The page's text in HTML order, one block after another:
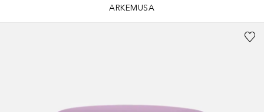
ARKEMUSA